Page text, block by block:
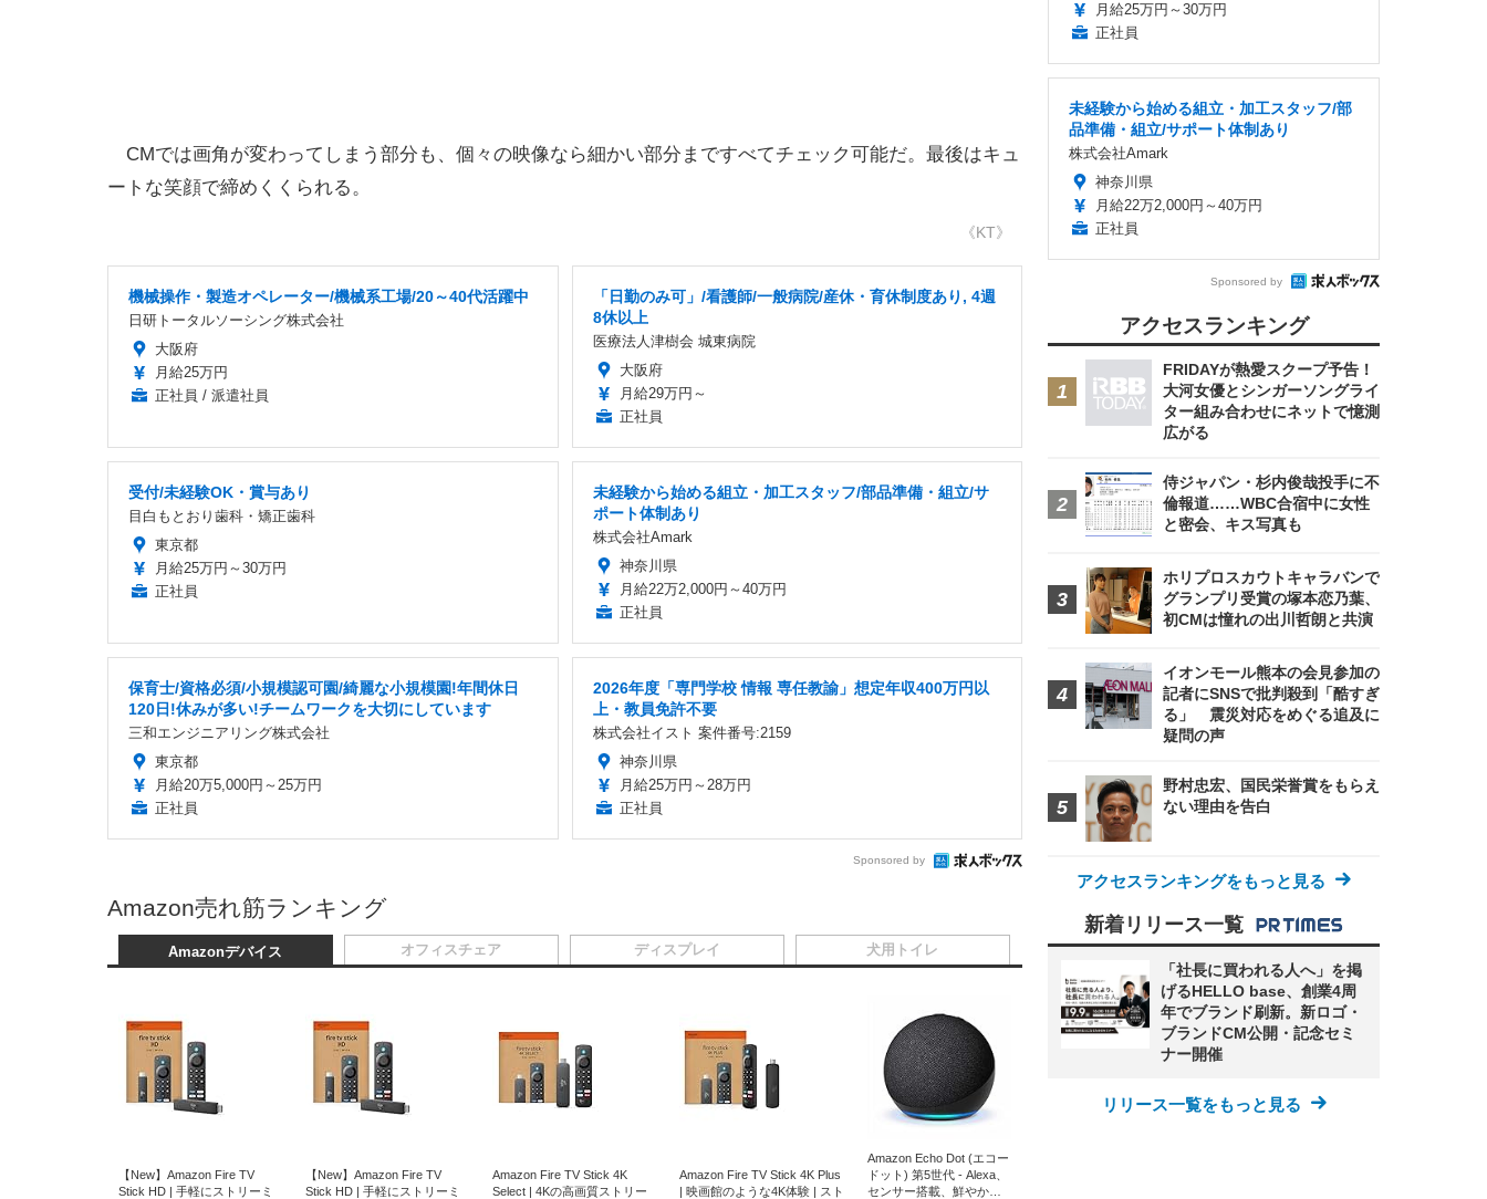
CMでは画角が変わってしまう部分も、個々の映像なら細かい部分まですべてチェック可能だ。最後はキュ
ートな笑顔で締めくくられる。
《KT》
機械操作・製造オペレーター/機械系工場/20～40代活躍中
日研トータルソーシング株式会社
大阪府
月給25万円
正社員 / 派遣社員
「日勤のみ可」/看護師/一般病院/産休・育休制度あり, 4週
8休以上
医療法人津樹会 城東病院
大阪府
月給29万円～
正社員
受付/未経験OK・賞与あり
目白もとおり歯科・矯正歯科
東京都
月給25万円～30万円
正社員
未経験から始める組立・加工スタッフ/部品準備・組立/サ
ポート体制あり
株式会社Amark
神奈川県
月給22万2,000円～40万円
正社員
保育士/資格必須/小規模認可園/綺麗な小規模園!年間休日
120日!休みが多い!チームワークを大切にしています
三和エンジニアリング株式会社
東京都
月給20万5,000円～25万円
正社員
2026年度「専門学校 情報 専任教諭」想定年収400万円以
上・教員免許不要
株式会社イスト 案件番号:2159
神奈川県
月給25万円～28万円
正社員
Sponsored by
Amazon売れ筋ランキング
Amazonデバイス
【New】Amazon Fire TV
Stick HD | 手軽にストリーミ
【New】Amazon Fire TV
Stick HD | 手軽にストリーミ
Amazon Fire TV Stick 4K
Select | 4Kの高画質ストリー
Amazon Fire TV Stick 4K Plus
| 映画館のような4K体験 | スト
Amazon Echo Dot (エコー
ドット) 第5世代 - Alexa、
センサー搭載、鮮やかな
オフィスチェア ディスプレイ 犬用トイレ
月給25万円～30万円
正社員
未経験から始める組立・加工スタッフ/部
品準備・組立/サポート体制あり
株式会社Amark
神奈川県
月給22万2,000円～40万円
正社員
Sponsored by
アクセスランキング
FRIDAYが熱愛スクープ予告！
大河女優とシンガーソングライ
ター組み合わせにネットで憶測
広がる
侍ジャパン・杉内俊哉投手に不
倫報道……WBC合宿中に女性
と密会、キス写真も
ホリプロスカウトキャラバンで
グランプリ受賞の塚本恋乃葉、
初CMは憧れの出川哲朗と共演
イオンモール熊本の会見参加の
記者にSNSで批判殺到「酷すぎ
る」 震災対応をめぐる追及に
疑問の声
野村忠宏、国民栄誉賞をもらえ
ない理由を告白
アクセスランキングをもっと見る
新着リリース一覧
「社長に買われる人へ」を掲
げるHELLO base、創業4周
年でブランド刷新。新ロゴ・
ブランドCM公開・記念セミ
ナー開催
リリース一覧をもっと見る